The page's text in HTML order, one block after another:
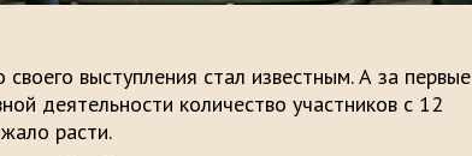
своего выступления стал известным. А за первые
деятельности количество участников с 12
расти.